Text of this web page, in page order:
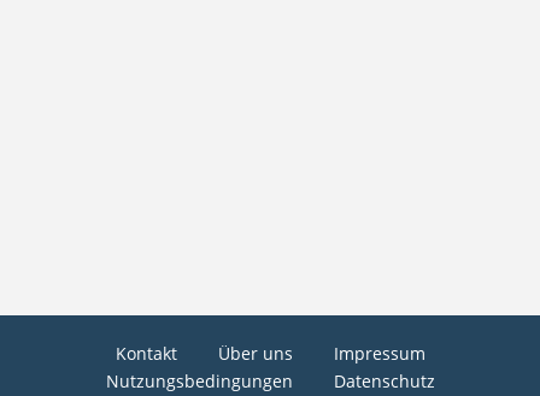
Kontakt Über uns
Impressum
Nutzungsbedingungen
Datenschutz